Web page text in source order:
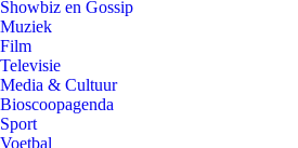
Showbiz en Gossip
Muziek
Film
Televisie
Media & Cultuur
Bioscoopagenda
Sport
Voetbal